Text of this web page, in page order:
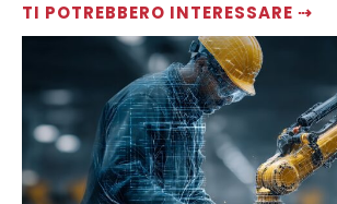
TI POTREBBERO INTERESSARE ⇢